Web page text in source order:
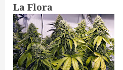
La Flora